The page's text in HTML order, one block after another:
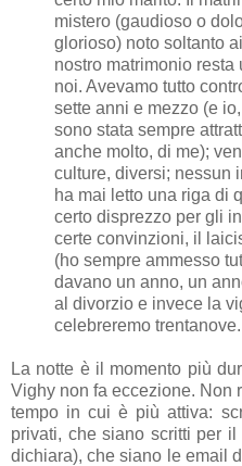
mistero (gaudioso o
glorioso) noto soltanto
nostro matrimonio resta
noi. Avevamo tutto
sette anni e mezzo (e
sono stata sempre
anche molto, di me);
culture, diversi; nessun
ha mai letto una riga di
certo disprezzo per gli
certe convinzioni, il
(ho sempre ammesso
davano un anno, un
al divorzio e invece la
celebreremo trentanove.
La notte è il momento più
Vighy non fa eccezione. Non
tempo in cui è più attiva:
privati, che siano scritti per
dichiara), che siano le email